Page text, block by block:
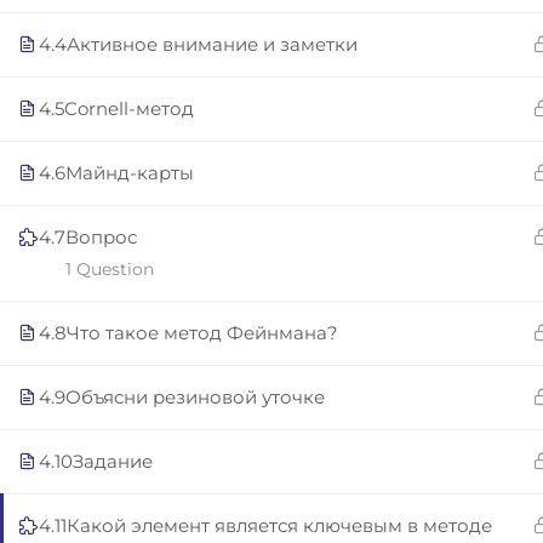
4.4Активное внимание и заметки
4.5Cornell-метод
4.6Майнд-карты
4.7Вопрос
1 Question
4.8Что такое метод Фейнмана?
4.9Объясни резиновой уточке
4.10Задание
4.11Какой элемент является ключевым в методе